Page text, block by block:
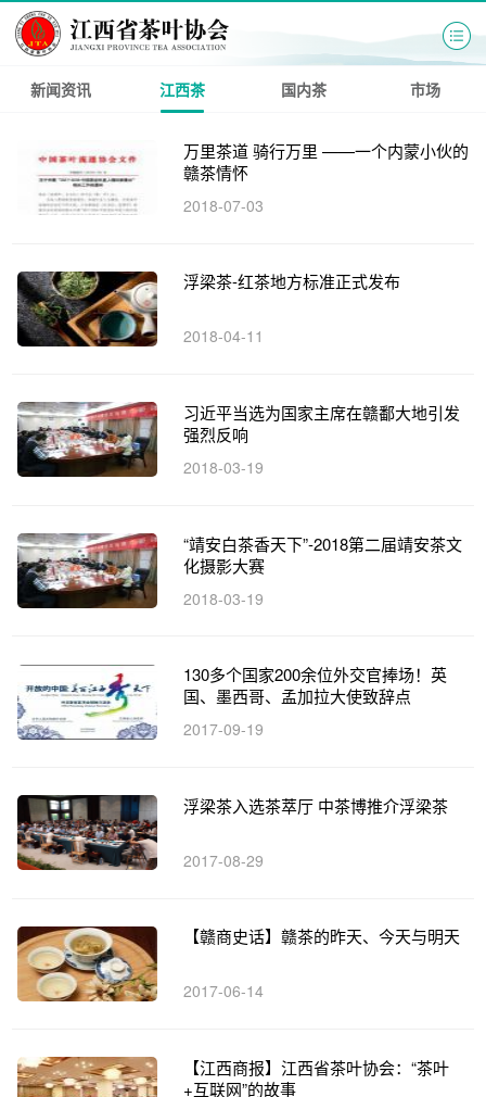
新闻资讯 江西茶 国内茶 市场
万里茶道 骑行万里 ——一个内蒙小伙的
赣茶情怀
2018-07-03
浮梁茶-红茶地方标准正式发布
2018-04-11
习近平当选为国家主席在赣鄱大地引发
强烈反响
2018-03-19
“靖安白茶香天下”-2018第二届靖安茶文
化摄影大赛
2018-03-19
130多个国家200余位外交官捧场！英
国、墨西哥、孟加拉大使致辞点
2017-09-19
浮梁茶入选茶萃厅 中茶博推介浮梁茶
2017-08-29
【赣商史话】赣茶的昨天、今天与明天
2017-06-14
【江西商报】江西省茶叶协会：“茶叶
+互联网”的故事